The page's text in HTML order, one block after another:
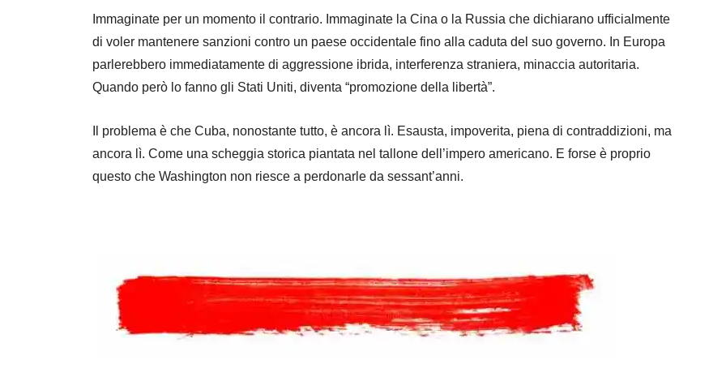
Immaginate per un momento il contrario. Immaginate la Cina o la Russia che dichiarano ufficialmente
di voler mantenere sanzioni contro un paese occidentale fino alla caduta del suo governo. In Europa
parlerebbero immediatamente di aggressione ibrida, interferenza straniera, minaccia autoritaria.
Quando però lo fanno gli Stati Uniti, diventa “promozione della libertà”.
Il problema è che Cuba, nonostante tutto, è ancora lì. Esausta, impoverita, piena di contraddizioni, ma
ancora lì. Come una scheggia storica piantata nel tallone dell’impero americano. E forse è proprio
questo che Washington non riesce a perdonarle da sessant’anni.